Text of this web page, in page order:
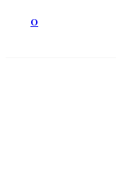
0